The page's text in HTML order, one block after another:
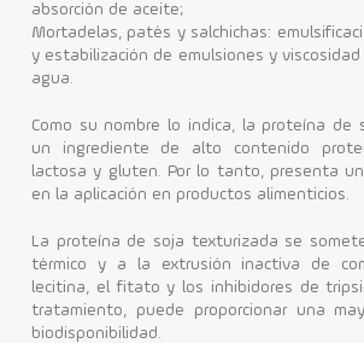
absorción de aceite;
Mortadelas, patés y salchichas:
y estabilización de emulsiones y
agua.
Como su nombre lo indica, la proteína de
un ingrediente de alto contenido
lactosa y gluten. Por lo tanto, presenta
en la aplicación en productos alimenticios.
La proteína de soja texturizada se
térmico y a la extrusión inactiva de
lecitina, el fitato y los inhibidores de
tratamiento, puede proporcionar una
biodisponibilidad.